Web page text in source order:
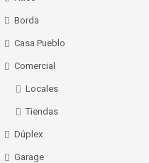
Borda
Casa Pueblo
Comercial
Locales
Tiendas
Dúplex
Garage